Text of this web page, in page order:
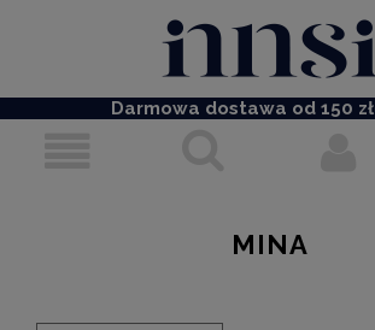
Darmowa dostawa od 150
MINA